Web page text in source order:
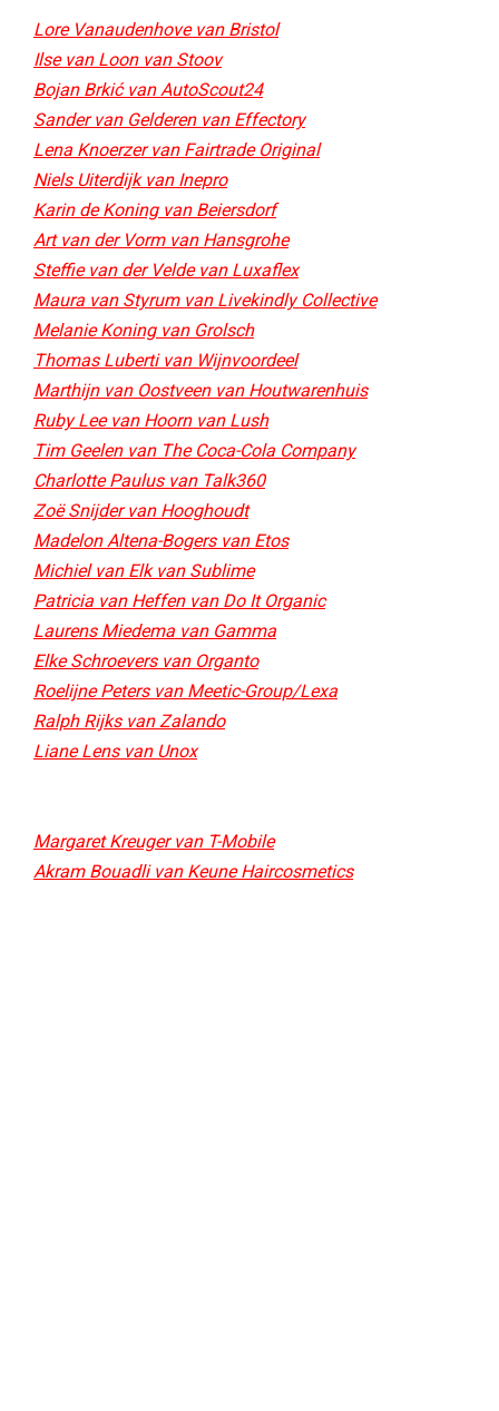
Lore Vanaudenhove van Bristol
Ilse van Loon van Stoov
Bojan Brkić van AutoScout24
Sander van Gelderen van Effectory
Lena Knoerzer van Fairtrade Original
Niels Uiterdijk van Inepro
Karin de Koning van Beiersdorf
Art van der Vorm van Hansgrohe
Steffie van der Velde van Luxaflex
Maura van Styrum van Livekindly Collective​
Melanie Koning van Grolsch
Thomas Luberti van Wijnvoordeel
Marthijn van Oostveen van Houtwarenhuis
Ruby Lee van Hoorn van Lush
Tim Geelen van The Coca-Cola Company
Charlotte Paulus van Talk360
Zoë Snijder van Hooghoudt​
Madelon Altena-Bogers van Etos​
Michiel van Elk van Sublime​
Patricia van Heffen van Do It Organic​
Laurens Miedema van Gamma
Elke Schroevers van Organto
Roelijne Peters van Meetic-Group/Lexa
Ralph Rijks van Zalando
Liane Lens van Unox
Margaret Kreuger van T-Mobile
Akram Bouadli van Keune Haircosmetics